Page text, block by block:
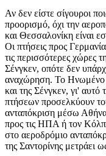
Αν δεν είστε σίγουροι
προορισμό, όχι την
και Θεσσαλονίκη είναι
Οι πτήσεις προς
τις περισσότερες χώρες
Σένγκεν, οπότε δεν
αναχώρηση. Το Ηνωμένο
και της Σένγκεν, γι' αυτό
πτήσεων προσελκύουν
ανταπόκριση μέσω
προς τις ΗΠΑ ή τον
στο αεροδρόμιο
της Σαντορίνης μετράει